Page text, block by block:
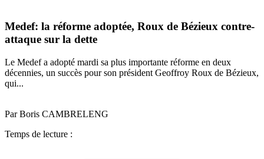
Medef: la réforme adoptée, Roux de Bézieux contre-
attaque sur la dette
Le Medef a adopté mardi sa plus importante réforme en deux
décennies, un succès pour son président Geoffroy Roux de Bézieux,
qui...
Par Boris CAMBRELENG
Temps de lecture :